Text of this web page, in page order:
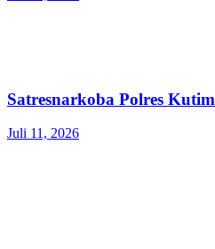
Satresnarkoba Polres
Juli 11, 2026